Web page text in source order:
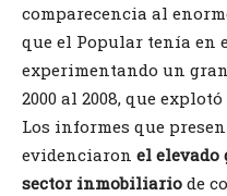
comparecencia al
que el Popular tenía en
experimentando un
2000 al 2008, que
Los informes que
evidenciaron el elevado
sector inmobiliario de